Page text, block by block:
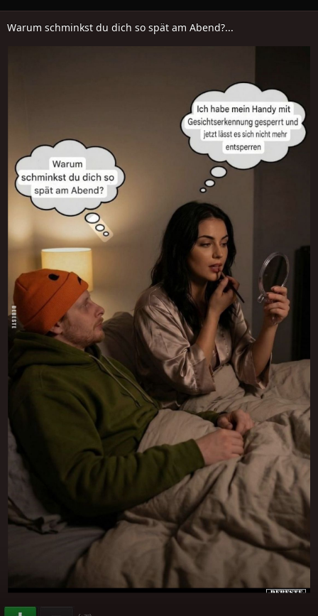
Warum schminkst du dich so spät am Abend?...